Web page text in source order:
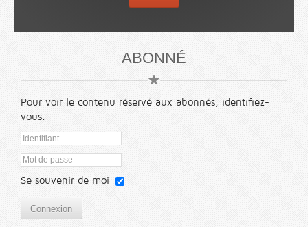
ABONNÉ
Pour voir le contenu réservé aux abonnés, identifiez-
vous.
Se souvenir de moi
Connexion